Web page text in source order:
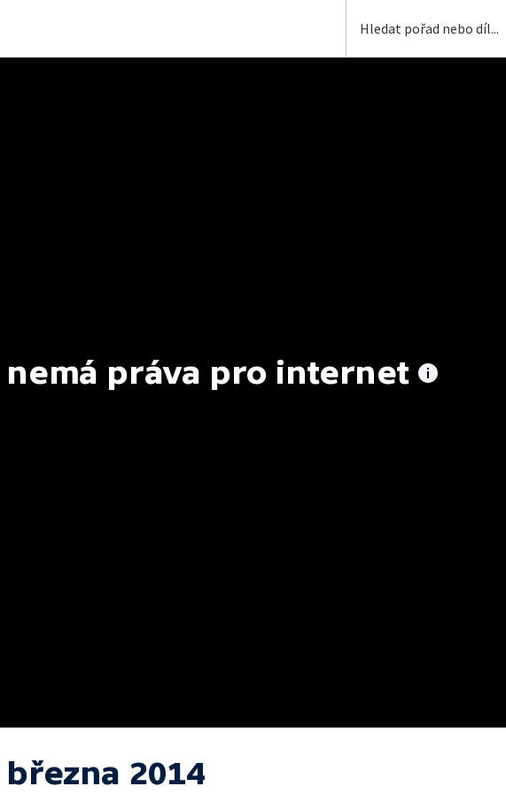
nemá práva pro internet
března 2014